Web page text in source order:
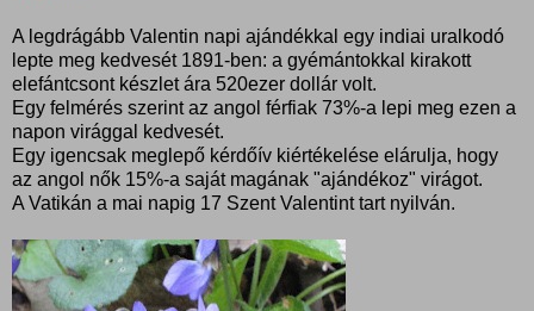
A legdrágább Valentin napi ajándékkal egy indiai uralkodó
lepte meg kedvesét 1891-ben: a gyémántokkal kirakott
elefántcsont készlet ára 520ezer dollár volt.
Egy felmérés szerint az angol férfiak 73%-a lepi meg ezen a
napon virággal kedvesét.
Egy igencsak meglepő kérdőív kiértékelése elárulja, hogy
az angol nők 15%-a saját magának "ajándékoz" virágot.
A Vatikán a mai napig 17 Szent Valentint tart nyilván.